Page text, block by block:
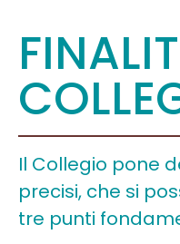
Il Collegio pone
precisi, che si
tre punti